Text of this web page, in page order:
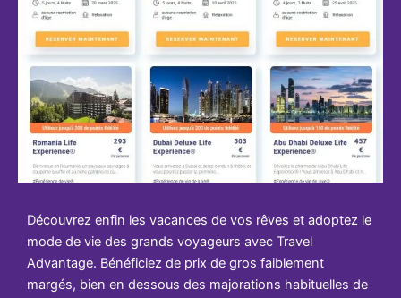
Découvrez enfin les vacances de vos rêves et adoptez le
mode de vie des grands voyageurs avec Travel
Advantage. Bénéficiez de prix de gros faiblement
margés, bien en dessous des majorations habituelles de